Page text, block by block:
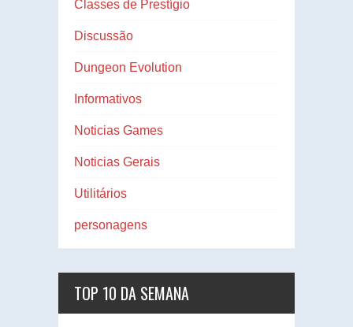
Classes de Prestígio
Discussão
Dungeon Evolution
Informativos
Noticias Games
Noticias Gerais
Utilitários
personagens
TOP 10 DA SEMANA